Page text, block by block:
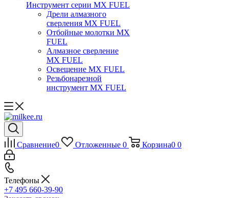
Инструмент серии MX FUEL
Дрели алмазного
сверления MX FUEL
Отбойные молотки MX
FUEL
Алмазное сверление
MX FUEL
Освещение MX FUEL
Резьбонарезной
инструмент MX FUEL
Сравнение0 Отложенные 0 Корзина0 0
Телефоны
+7 495 660-39-90